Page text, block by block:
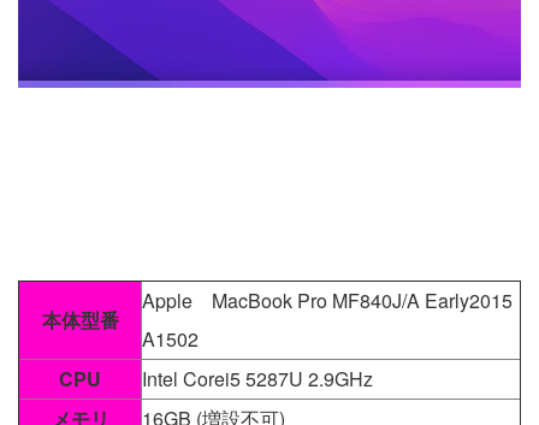
本体型番
Apple MacBook Pro MF840J/A Early2015
A1502
CPU
Intel Corei5 5287U 2.9GHz
メモリ
16GB (増設不可)